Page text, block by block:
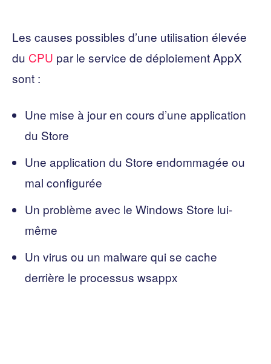
Les causes possibles d’une utilisation élevée
du CPU par le service de déploiement AppX
sont :
Une mise à jour en cours d’une application
du Store
Une application du Store endommagée ou
mal configurée
Un problème avec le Windows Store lui-
même
Un virus ou un malware qui se cache
derrière le processus wsappx